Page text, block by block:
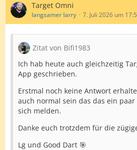
Target Omni
langsamer larry 7. Juli 2026 um
Zitat von Bifi1983
Ich hab heute auch gleichzeitig
App geschrieben.
Erstmal noch keine Antwort
auch normal sein das das ein
sich melden.
Danke euch trotzdem für die
Lg und Good Dart 🎯